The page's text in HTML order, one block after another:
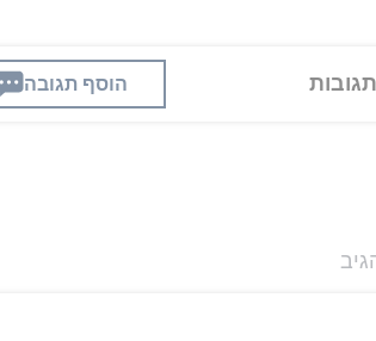
הוסף תגובה